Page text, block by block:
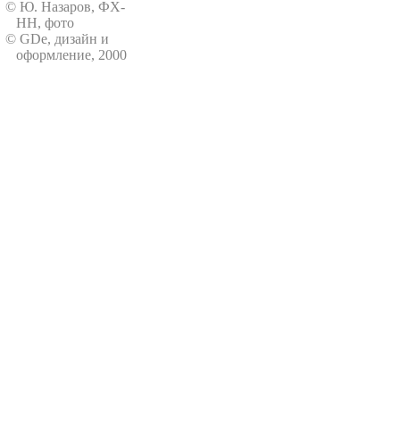
© Ю. Назаров, ФХ-
НН, фото
© GDe, дизайн и
оформление, 2000